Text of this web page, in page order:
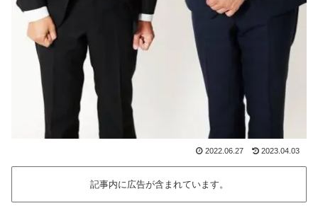
2022.06.27 2023.04.03
記事内に広告が含まれています。